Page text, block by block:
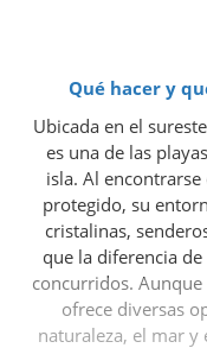
Qué hacer y
Ubicada en el
es una de las
isla. Al
protegido, su
cristalinas,
que la diferencia
concurridos.
ofrece diversas
naturaleza, el mar y